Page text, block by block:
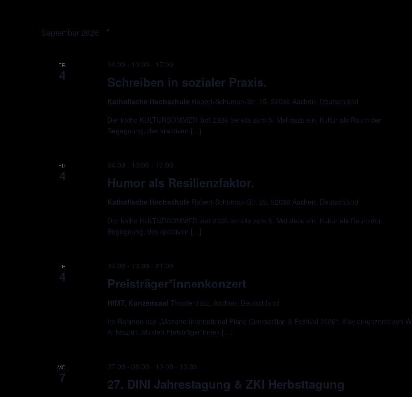
September 2026
FR.
4 Schreiben in sozialer Praxis.
04.09 - 10:00 - 17:00
Katholische Hochschule Robert-Schuman-Str. 25, 52066 Aachen, Deutschland
Der katho KULTURSOMMER lädt 2026 bereits zum 5. Mal dazu ein, Kultur als Raum der
Begegnung, des kreativen […]
FR.
4 Humor als Resilienzfaktor.
04.09 - 10:00 - 17:00
Katholische Hochschule Robert-Schuman-Str. 25, 52066 Aachen, Deutschland
Der katho KULTURSOMMER lädt 2026 bereits zum 5. Mal dazu ein, Kultur als Raum der
Begegnung, des kreativen […]
FR.
4 Preisträger*innenkonzert
04.09 - 19:00 - 21:00
HfMT, Konzertsaal Theaterplatz, Aachen, Deutschland
Im Rahmen des „Mozarte International Piano Competition & Festival 2026“. Klavierkonzerte von W.
A. Mozart. Mit den Preisträger*innen […]
MO.
7 27. DINI Jahrestagung & ZKI Herbsttagung
07.09 - 08:00 - 10.09 - 13:30